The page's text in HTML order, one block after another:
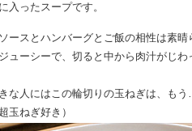
入ったスープです。
ースとハンバーグとご飯の相性は素晴
ューシーで、切ると中から肉汁がじ
な人にはこの輪切りの玉ねぎは、も
玉ねぎ好き）